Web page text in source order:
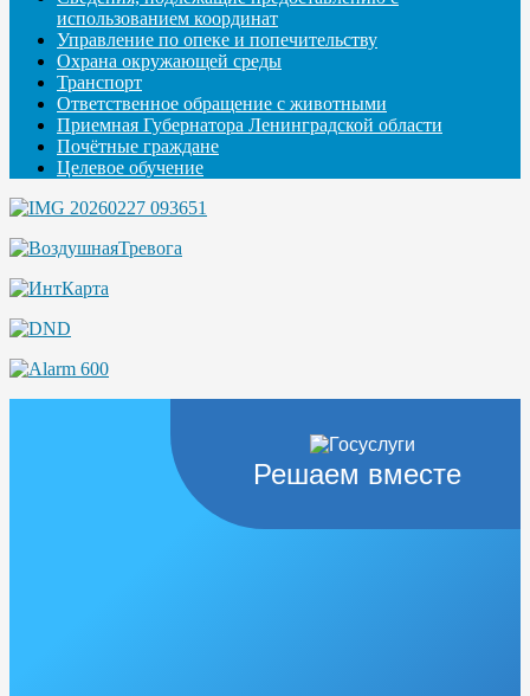
использованием координат
Управление по опеке и попечительству
Охрана окружающей среды
Транспорт
Ответственное обращение с животными
Приемная Губернатора Ленинградской области
Почётные граждане
Целевое обучение
Решаем вместе